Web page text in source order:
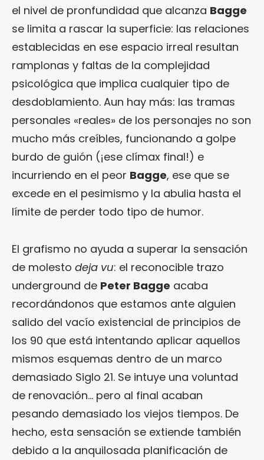
el nivel de pronfundidad que alcanza Bagge
se limita a rascar la superficie: las relaciones
establecidas en ese espacio irreal resultan
ramplonas y faltas de la complejidad
psicológica que implica cualquier tipo de
desdoblamiento. Aun hay más: las tramas
personales «reales» de los personajes no son
mucho más creíbles, funcionando a golpe
burdo de guión (¡ese clímax final!) e
incurriendo en el peor Bagge, ese que se
excede en el pesimismo y la abulia hasta el
límite de perder todo tipo de humor.
El grafismo no ayuda a superar la sensación
de molesto deja vu: el reconocible trazo
underground de Peter Bagge acaba
recordándonos que estamos ante alguien
salido del vacío existencial de principios de
los 90 que está intentando aplicar aquellos
mismos esquemas dentro de un marco
demasiado Siglo 21. Se intuye una voluntad
de renovación… pero al final acaban
pesando demasiado los viejos tiempos. De
hecho, esta sensación se extiende también
debido a la anquilosada planificación de